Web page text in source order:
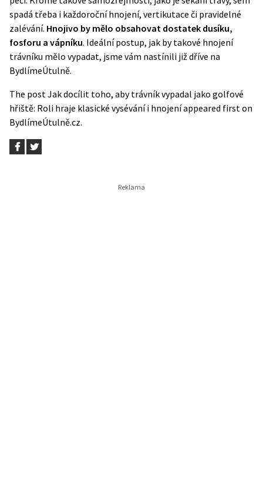
spadá třeba i každoroční hnojení, vertikutace či pravidelné
zalévání. Hnojivo by mělo obsahovat dostatek dusíku,
fosforu a vápníku. Ideální postup, jak by takové hnojení
trávníku mělo vypadat, jsme vám nastínili již dříve na
BydlímeÚtulně.
The post Jak docílit toho, aby trávník vypadal jako golfové
hřiště: Roli hraje klasické vysévání i hnojeníappeared first on
BydlímeÚtulně.cz.